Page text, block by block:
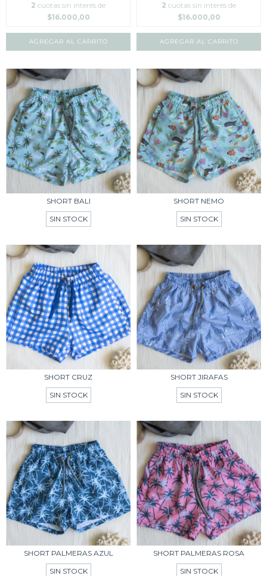
2 cuotas sin interés de
$16.000,00
AGREGAR AL CARRITO
2 cuotas sin interés de
$16.000,00
AGREGAR AL CARRITO
SHORT BALI
SIN STOCK
SHORT NEMO
SIN STOCK
SHORT CRUZ
SIN STOCK
SHORT JIRAFAS
SIN STOCK
SHORT PALMERAS AZUL
SIN STOCK
SHORT PALMERAS ROSA
SIN STOCK